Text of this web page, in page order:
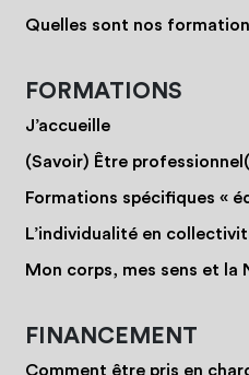
Quelles sont nos
FORMATIONS
J’accueille
(Savoir) Être
Formations spécifiques «
L’individualité en
Mon corps, mes sens et la
FINANCEMENT
Comment être pris en